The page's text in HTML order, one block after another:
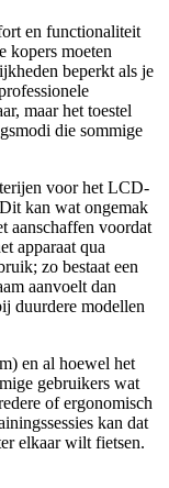
en functionaliteit
kopers moeten
beperkt als je
maar het toestel
die sommige
voor het LCD-
kan wat ongemak
aanschaffen voordat
apparaat qua
zo bestaat een
aanvoelt dan
duurdere modellen
en al hoewel het
gebruikers wat
of ergonomisch
kan dat
elkaar wilt fietsen.